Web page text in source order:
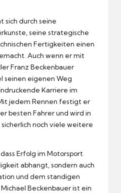
sich durch seine
seine strategische
Fertigkeiten einen
Auch wenn er mit
Franz Beckenbauer
seinen eigenen Weg
Karriere im
jedem Rennen festigt er
besten Fahrer und wird in
noch viele weitere
Erfolg im Motorsport
abhangt, sondern auch
und dem standigen
Michael Beckenbauer ist ein